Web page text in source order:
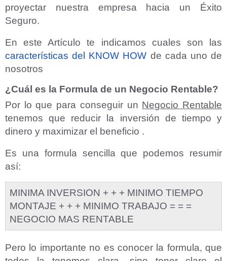
proyectar nuestra empresa hacia un Éxito
Seguro.
En este Artículo te indicamos cuales son las
características del KNOW HOW de cada uno de
nosotros
¿Cuál es la Formula de un Negocio Rentable?
Por lo que para conseguir un Negocio Rentable
tenemos que reducir la inversión de tiempo y
dinero y maximizar el beneficio .
Es una formula sencilla que podemos resumir
así:
MINIMA INVERSION + + + MINIMO TIEMPO
MONTAJE + + + MINIMO TRABAJO = = =
NEGOCIO MAS RENTABLE
Pero lo importante no es conocer la formula, que